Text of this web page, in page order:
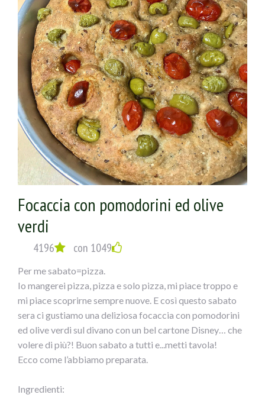
teglia da pizza (la mia è diametro 34) e stendetelo con le
mani bagnate. A questo punto farcitelo con rondelle di
olive, rotolini di prosciutto cotto, un filo di sale e olio.
Lasciate riposare coperto per un altra ora. accendete il
forno alla massima potenza, ventilato, infornate quando è
caldo e dopo circa 8 minuti, aggiungete la mozzarella a
fette e proseguite per altri 4\5 minuti.
Ingredientsfor a baking pan 34:
Dough
400 g. flour
250 g. warm water
1 table spoon of olive oil
a handful of sliced olives
1 pinch of sald
3 g. yeast
Rosemary sea salt
green olives
4 slices of cooked ham
1 mozzarella cheese ball
Dissolve the yeast in a glass of warm water, after about
20 minutes combine in a mixer the flour, dissolved yeast
and a generous pinch of salt and keep kneading until the
Focaccia con pomodorini ed olive
verdi
4196 con 1049
Per me sabato=pizza.
Io mangerei pizza, pizza e solo pizza, mi piace troppo e
mi piace scoprirne sempre nuove. E così questo sabato
sera ci gustiamo una deliziosa focaccia con pomodorini
ed olive verdi sul divano con un bel cartone Disney… che
volere di più?! Buon sabato a tutti e...metti tavola!
Ecco come l’abbiamo preparata.
Ingredienti: